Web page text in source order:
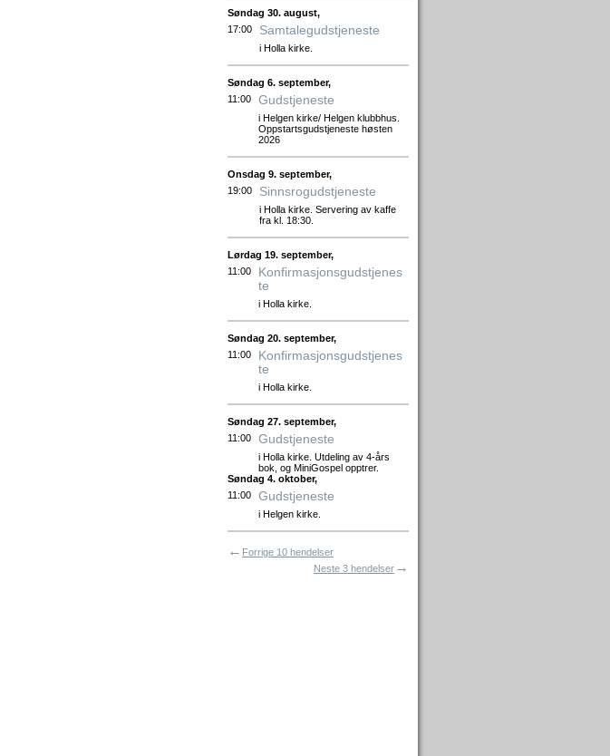
Søndag 30. august,
17:00
Samtalegudstjeneste
i Holla kirke.
Søndag 6. september,
11:00
Gudstjeneste
i Helgen kirke/ Helgen klubbhus.
Oppstartsgudstjeneste høsten
2026
Onsdag 9. september,
19:00
Sinnsrogudstjeneste
i Holla kirke. Servering av kaffe
fra kl. 18:30.
Lørdag 19. september,
11:00
Konfirmasjonsgudstjenes
te
i Holla kirke.
Søndag 20. september,
11:00
Konfirmasjonsgudstjenes
te
i Holla kirke.
Søndag 27. september,
11:00
Gudstjeneste
i Holla kirke. Utdeling av 4-års
bok, og MiniGospel opptrer.
Søndag 4. oktober,
11:00
Gudstjeneste
i Helgen kirke.
← Forrige 10 hendelser
Neste 3 hendelser →